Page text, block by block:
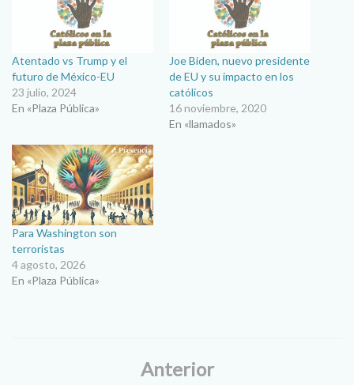
Atentado vs Trump y el
futuro de México-EU
23 julio, 2024
En «Plaza Pública»
Joe Biden, nuevo presidente
de EU y su impacto en los
católicos
16 noviembre, 2020
En «llamados»
Para Washington son
terroristas
4 agosto, 2026
En «Plaza Pública»
Anterior